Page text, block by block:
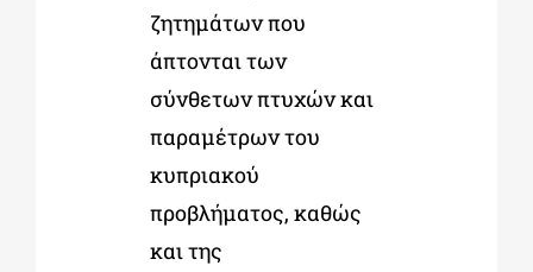
ζητημάτων που
άπτονται των
σύνθετων πτυχών και
παραμέτρων του
κυπριακού
προβλήματος, καθώς
και της